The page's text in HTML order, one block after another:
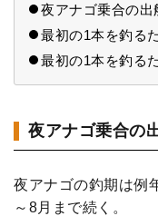
夜アナゴ乗合の出
最初の1本を釣る
最初の1本を釣る
夜アナゴ乗合の
夜アナゴの釣期は例
～8月まで続く。